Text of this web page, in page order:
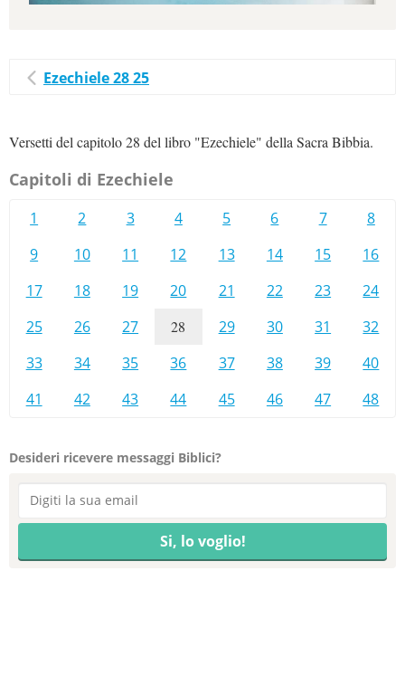
Ezechiele 28 25
Versetti del capitolo 28 del libro "Ezechiele" della Sacra Bibbia.
Capitoli di Ezechiele
1 2 3 4 5 6 7
8
9
10 11 12 13 14 15
16
17
18 19 20 21 22 23
24
25
26 27 28 29 30 31
32
33
34 35 36 37 38 39
40
41
42 43 44 45 46 47 48
Desideri ricevere messaggi Biblici?